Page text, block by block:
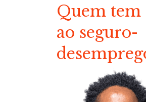
Quem
ao seguro-
Quem
ao seguro-